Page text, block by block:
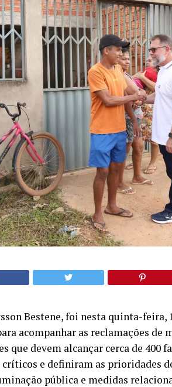
Bestene, foi nesta quinta-feira,
acompanhar as reclamações
que devem alcançar cerca de 400
e definiram as prioridades
pública e medidas